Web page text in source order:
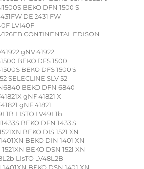
BEKO DFN 1500 S
DE 2431 FW
LVI40F
CONTINENTAL EDISON
gNV 41922
BEKO DFS 1500
BEKO DFS 1500 S
SELECLINE SLV 52
BEKO DFN 6840
gNF 41821 X
gNF 41821
LISTO LV49L1b
BEKO DFN 1433 S
BEKO DIS 1521 XN
BEKO DIN 1401 XN
BEKO DSN 1521 XN
LIsTO LV48L2B
BEKO DSN 1401 XN